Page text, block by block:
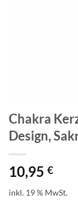
Chakra
Design,
10,95 €
inkl. 19 % MwSt.